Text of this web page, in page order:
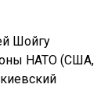
Шойгу
НАТО (США,